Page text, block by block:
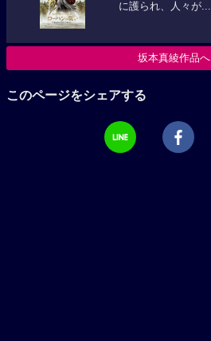
に護られ、人々が...
坂本真綾作品へ
このページをシェアする